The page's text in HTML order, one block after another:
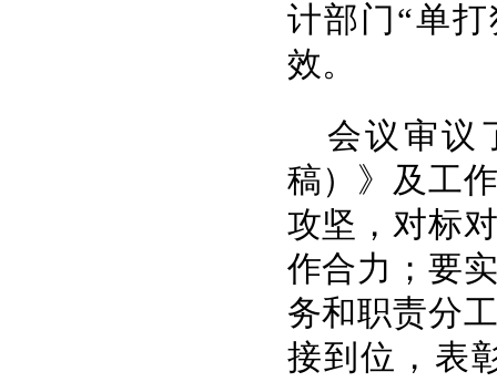
计部门“单
效。
会议审议
稿）》及工
攻坚，对标
作合力；要
务和职责分
接到位，表